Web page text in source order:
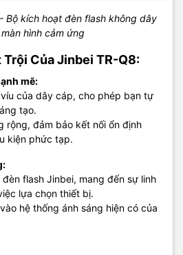
Bộ kích hoạt đèn flash không dây
màn hình cảm ứng
Của Jinbei TR-Q8:
mẽ:
của dây cáp, cho phép bạn tự
tạo.
rộng, đảm bảo kết nối ổn định
kiện phức tạp.
flash Jinbei, mang đến sự linh
lựa chọn thiết bị.
hệ thống ánh sáng hiện có của